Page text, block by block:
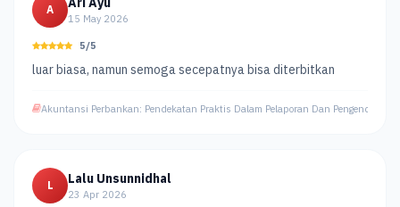
A
15 May 2026
5/5
luar biasa, namun semoga secepatnya bisa diterbitkan
Akuntansi Perbankan: Pendekatan Praktis Dalam Pelaporan Dan Pengendalian
L Lalu Unsunnidhal
23 Apr 2026